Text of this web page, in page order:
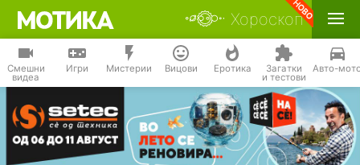
Хороскоп
Смешни
видеа
Игри Мистерии Вицови Еротика Загатки
и тестови
Авто-